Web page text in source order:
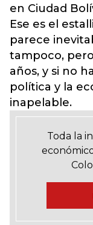
en Ciudad
Ese es el
parece
tampoco,
años, y si no
política y la
inapelable.
Toda la